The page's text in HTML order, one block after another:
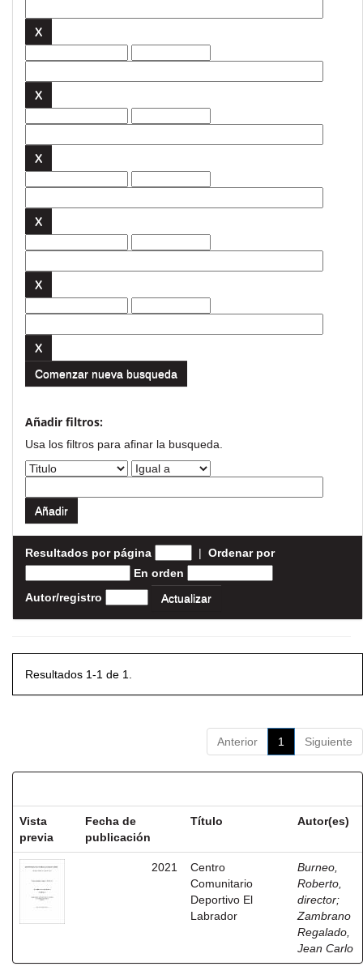
Comenzar nueva busqueda
Añadir filtros:
Usa los filtros para afinar la busqueda.
Resultados por página | Ordenar por
En orden
Autor/registro
Resultados 1-1 de 1.
Anterior 1 Siguiente
Vista
previa
Fecha de
publicación
Título Autor(es)
2021
Centro
Comunitario
Deportivo El
Labrador
Burneo,
Roberto,
director;
Zambrano
Regalado,
Jean Carlo